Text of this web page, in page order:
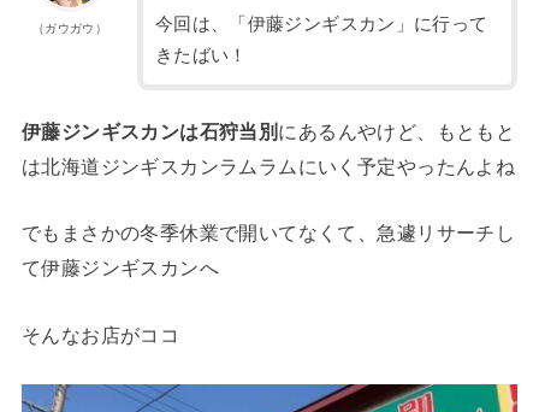
（ガウガウ）
今回は、「伊藤ジンギスカン」に行って
きたばい！
伊藤ジンギスカンは石狩当別 にあるんやけど、もともと
は北海道ジンギスカンラムラムにいく予定やったんよね
でもまさかの冬季休業で開いてなくて、急遽リサーチし
て伊藤ジンギスカンへ
そんなお店がココ